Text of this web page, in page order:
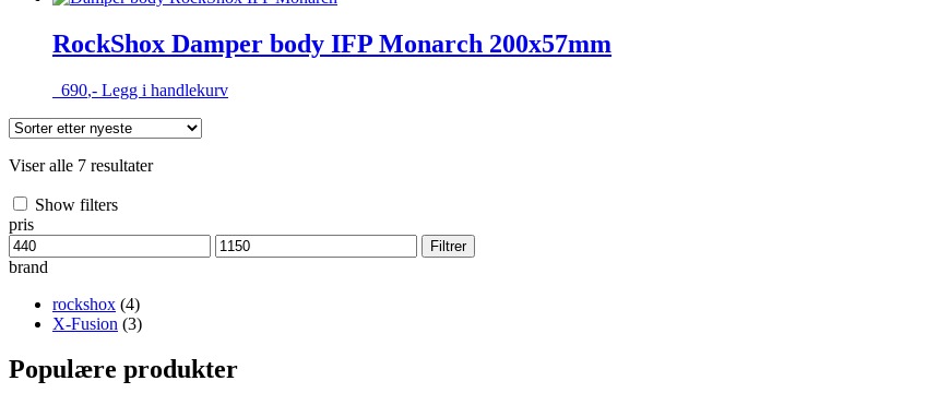
RockShox Damper body IFP Monarch 200x57mm
690,- Legg i handlekurv
Viser alle 7 resultaterSortert
Show filters
pris
Min.
pris
Makspris Filtrer
brand
rockshox (4)
X-Fusion (3)
Populære produkter